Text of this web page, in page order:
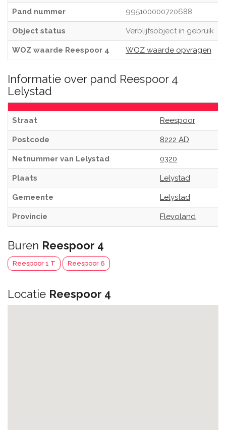
Pand nummer 995100000720688
Object status Verblijfsobject in gebruik
WOZ waarde Reespoor 4 WOZ waarde opvragen
Informatie over pand Reespoor 4
Lelystad
Straat Reespoor
Postcode 8222 AD
Netnummer van Lelystad 0320
Plaats Lelystad
Gemeente Lelystad
Provincie Flevoland
Buren Reespoor 4
Reespoor 1 T Reespoor 6
Locatie Reespoor 4